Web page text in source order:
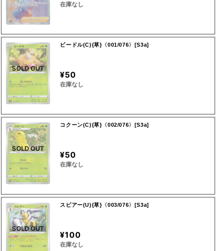
在庫なし
SOLD OUT
ビードル(C){草}〈001/076〉[S3a]
¥50
在庫なし
SOLD OUT
コクーン(C){草}〈002/076〉[S3a]
¥50
在庫なし
SOLD OUT
スピアー(U){草}〈003/076〉[S3a]
¥100
在庫なし